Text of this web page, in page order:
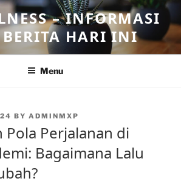
– INFORMASI
BERITA HARI INI
Menu
BY ADMINMXP
Pola Perjalanan di
Bagaimana Lalu